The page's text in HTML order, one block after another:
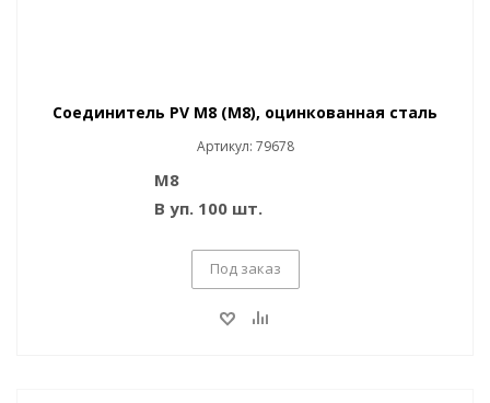
Соединитель PV M8 (M8), оцинкованная сталь
Артикул: 79678
M8
В уп. 100 шт.
Под заказ